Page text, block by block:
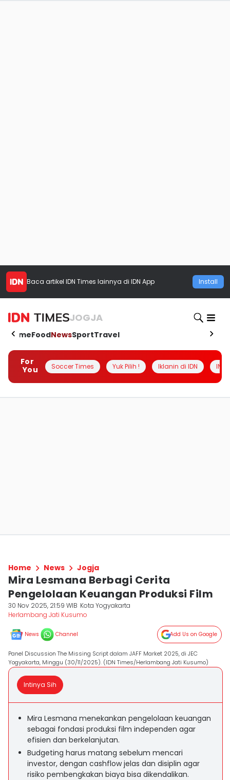
Baca artikel IDN Times lainnya di IDN App Install
JOGJA
HomeFoodNewsSportTravel
For
You
Soccer Times Yuk Pilih ! Iklanin di IDN
Home News Jogja
Mira Lesmana Berbagi Cerita
Pengelolaan Keuangan Produksi Film
30 Nov 2025, 21:59 WIB Kota Yogyakarta
Herlambang Jati Kusumo
News Channel Add Us on Google
Panel Discussion The Missing Script dalam JAFF Market 2025, di JEC
Yogyakarta, Minggu (30/11/2025). (IDN Times/Herlambang Jati Kusumo)
Intinya Sih
Mira Lesmana menekankan pengelolaan keuangan
sebagai fondasi produksi film independen agar
efisien dan berkelanjutan.
Budgeting harus matang sebelum mencari
investor, dengan cashflow jelas dan disiplin agar
risiko pembengkakan biaya bisa dikendalikan.